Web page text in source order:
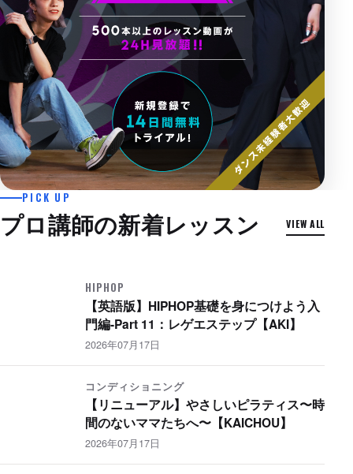
PICK UP
プロ講師の新着レッスン VIEW ALL
2026年07月24日
【英語版】HIPHOP振付 初級 〜 Nana
Yo-Sea feat. Daichi Yamamoto 〜
HIPHOP
【英語版】HIPHOP基礎を身につけよう入
門編-Part 11：レゲエステップ【AKI】
2026年07月17日
コンディショニング
【リニューアル】やさしいピラティス〜時
間のないママたちへ〜【KAICHOU】
2026年07月17日